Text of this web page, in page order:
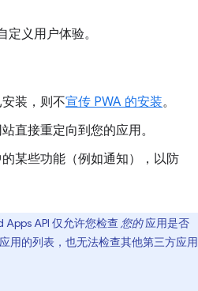
义用户体验。
装，则不宣传 PWA 的安装。
直接重定向到您的应用。
某些功能（例如通知），以防
API 仅允许您检查 您的应用是否
用的列表，也无法检查其他第三方应用